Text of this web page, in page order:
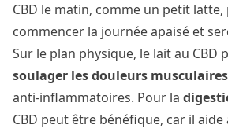
CBD le matin, comme un petit
commencer la journée apaisé et
Sur le plan physique, le lait au CBD
soulager les douleurs musculaires
anti-inflammatoires. Pour la
CBD peut être bénéfique, car il